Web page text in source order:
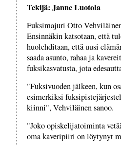
Tekijä: Janne Luotola
Fuksimajuri Otto
Ensinnäkin katsotaan, että
huolehditaan, että uusi
saada asunto, rahaa ja
fuksikasvatusta, jota
"Fuksivuoden jälkeen, kun
esimerkiksi
kiinni", Vehviläinen sanoo.
"Joko opiskelijatoiminta
oma kaveripiiri on löytynyt